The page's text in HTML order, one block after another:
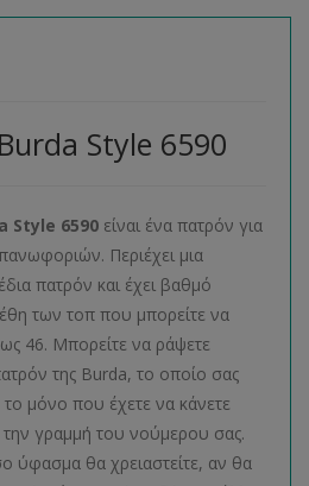
Style 6590
Style 6590 είναι ένα πατρόν για
Περιέχει μια
πατρόν και έχει βαθμό
των τοπ που μπορείτε να
46. Μπορείτε να ράψετε
της Burda, το οποίο σας
μόνο που έχετε να κάνετε
την γραμμή του νούμερου σας.
ύφασμα θα χρειαστείτε, αν θα